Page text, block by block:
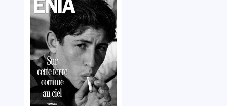
comme au ciel:
roman
Enia, Davide